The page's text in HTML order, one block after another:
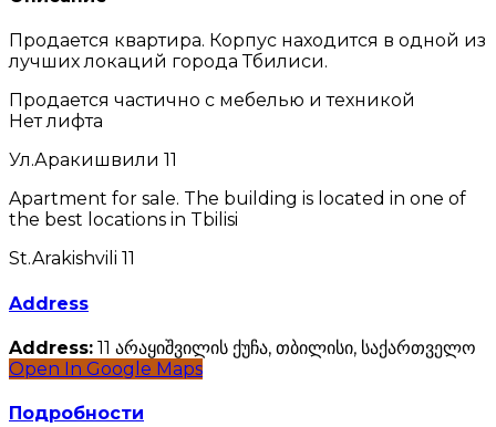
Продается квартира. Корпус находится в одной из
лучших локаций города Тбилиси.
Продается частично с мебелью и техникой
Нет лифта
Ул.Аракишвили 11
Apartment for sale. The building is located in one of
the best locations in Tbilisi
St.Arakishvili 11
Address
Address: 11 არაყიშვილის ქუჩა, თბილისი, საქართველო
Open In Google Maps
Подробности